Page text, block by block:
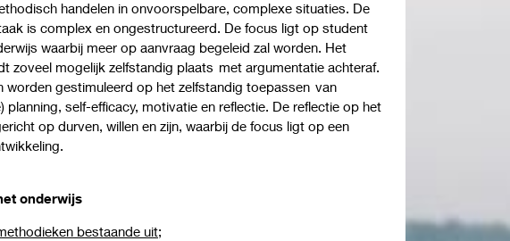
handelen in onvoorspelbare, complexe situaties. De
is complex en ongestructureerd. De focus ligt op student
waarbij meer op aanvraag begeleid zal worden. Het
zoveel mogelijk zelfstandig plaats met argumentatie achteraf.
worden gestimuleerd op het zelfstandig toepassen van
planning, self-efficacy, motivatie en reflectie. De reflectie op het
op durven, willen en zijn, waarbij de focus ligt op een
onderwijs
bestaande uit;